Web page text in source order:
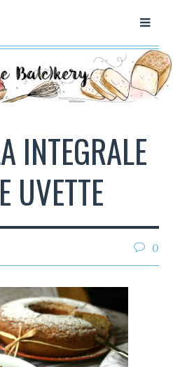
INTEGRALE
UVETTE
0